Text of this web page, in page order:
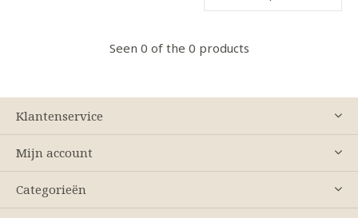
Seen 0 of the 0 products
Klantenservice
Mijn account
Categorieën